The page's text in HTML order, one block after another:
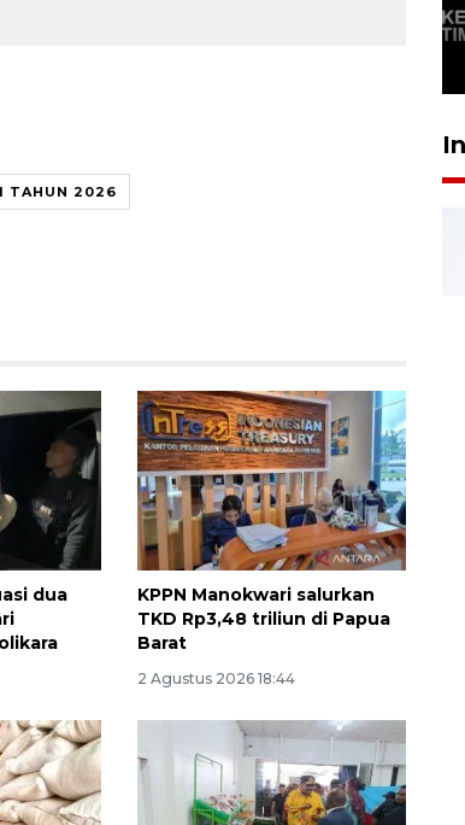
TAHUN 2026
dua
KPPN Manokwari salurkan
TKD Rp3,48 triliun di Papua
Barat
2 Agustus 2026 18:44